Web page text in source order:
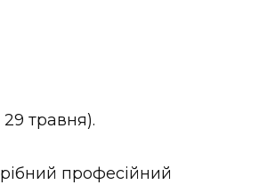
29 травня).
професійний